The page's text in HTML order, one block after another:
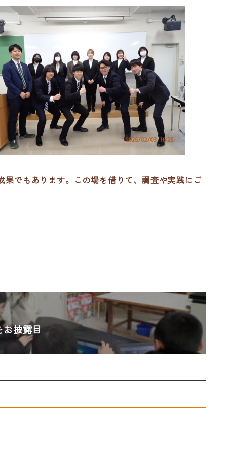
でもあります。この場を借りて、調査や実践にご
お披露目